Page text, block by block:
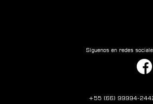
Síguenos en redes
+55 (66) 99994-